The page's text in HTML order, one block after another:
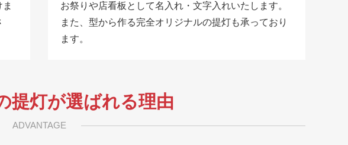
お祭りや店看板として名入れ・文字入れいたします。
また、型から作る完全オリジナルの提灯も承っており
ます。
提灯が選ばれる理由
ADVANTAGE